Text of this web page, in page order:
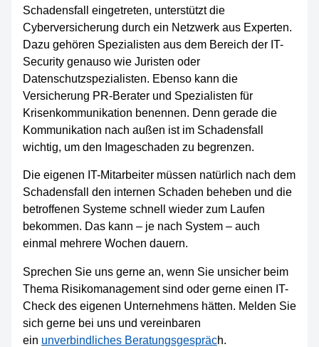
Schadensfall eingetreten, unterstützt die
Cyberversicherung durch ein Netzwerk aus Experten.
Dazu gehören Spezialisten aus dem Bereich der IT-
Security genauso wie Juristen oder
Datenschutzspezialisten. Ebenso kann die
Versicherung PR-Berater und Spezialisten für
Krisenkommunikation benennen. Denn gerade die
Kommunikation nach außen ist im Schadensfall
wichtig, um den Imageschaden zu begrenzen.
Die eigenen IT-Mitarbeiter müssen natürlich nach dem
Schadensfall den internen Schaden beheben und die
betroffenen Systeme schnell wieder zum Laufen
bekommen. Das kann – je nach System – auch
einmal mehrere Wochen dauern.
Sprechen Sie uns gerne an, wenn Sie unsicher beim
Thema Risikomanagement sind oder gerne einen IT-
Check des eigenen Unternehmens hätten. Melden Sie
sich gerne bei uns und vereinbaren
ein unverbindliches Beratungsgespräch.